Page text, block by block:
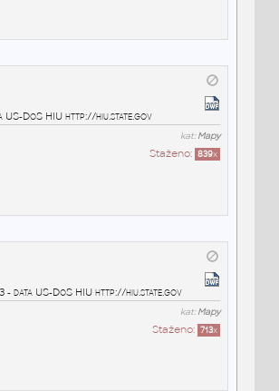
US-DoS HIU http://hiu.state.gov
kat:Mapy
Staženo: 839x
- data US-DoS HIU http://hiu.state.gov
kat:Mapy
Staženo: 713x